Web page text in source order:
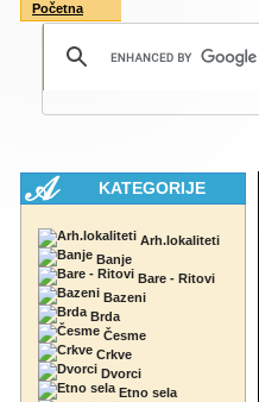
Početna
KATEGORIJE
Arh.lokaliteti
Banje
Bare - Ritovi
Bazeni
Brda
Česme
Crkve
Dvorci
Etno sela